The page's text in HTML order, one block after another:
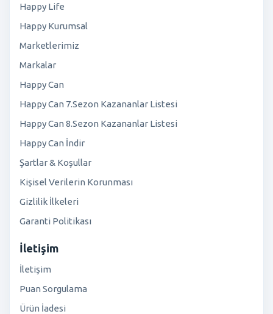
Happy Life
Happy Kurumsal
Marketlerimiz
Markalar
Happy Can
Happy Can 7.Sezon Kazananlar Listesi
Happy Can 8.Sezon Kazananlar Listesi
Happy Can İndir
Şartlar & Koşullar
Kişisel Verilerin Korunması
Gizlilik İlkeleri
Garanti Politikası
İletişim
İletişim
Puan Sorgulama
Ürün İadesi